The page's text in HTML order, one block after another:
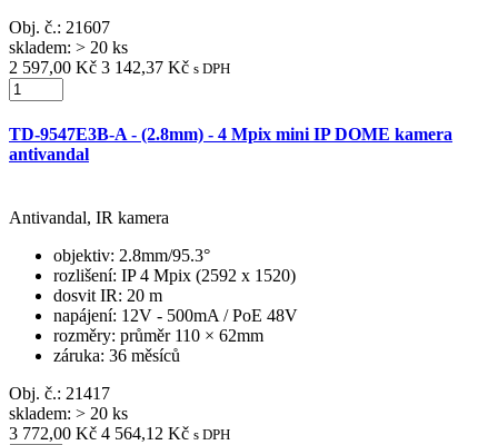
Obj. č.: 21607
skladem: > 20 ks
2 597,00 Kč 3 142,37 Kč s DPH
TD-9547E3B-A - (2.8mm) - 4 Mpix mini IP DOME kamera
antivandal
Antivandal, IR kamera
objektiv: 2.8mm/95.3°
rozlišení: IP 4 Mpix (2592 x 1520)
dosvit IR: 20 m
napájení: 12V - 500mA / PoE 48V
rozměry: průměr 110 × 62mm
záruka: 36 měsíců
Obj. č.: 21417
skladem: > 20 ks
3 772,00 Kč 4 564,12 Kč s DPH